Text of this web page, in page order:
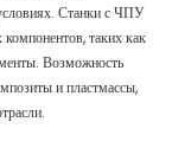
Станки с ЧПУ
таких как
Возможность
и пластмассы,